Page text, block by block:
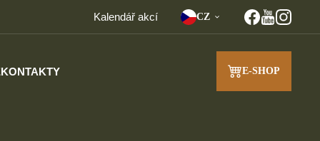
Kalendář akcí CZ
KONTAKTY E-SHOP